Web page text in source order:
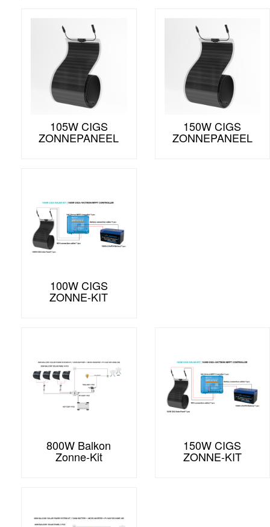
105W CIGS
ZONNEPANEEL
150W CIGS
ZONNEPANEEL
100W CIGS
ZONNE-KIT
800W Balkon
Zonne-Kit
150W CIGS
ZONNE-KIT